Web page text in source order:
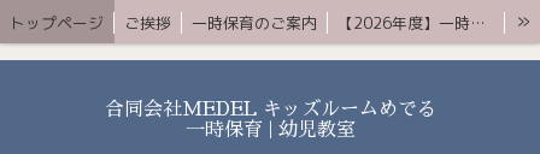
トップページ ご挨拶 一時保育のご案内
【2026年度】一時保育プレミアムコース
お知らせ 〜ブログ〜
よくある質問 アクセス
YouTube
»
合同会社MEDEL キッズルームめでる
一時保育 | 幼児教室